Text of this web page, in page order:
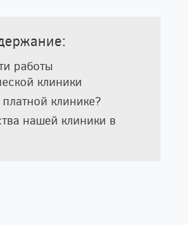
работы
клиники
платной клинике?
нашей клиники в